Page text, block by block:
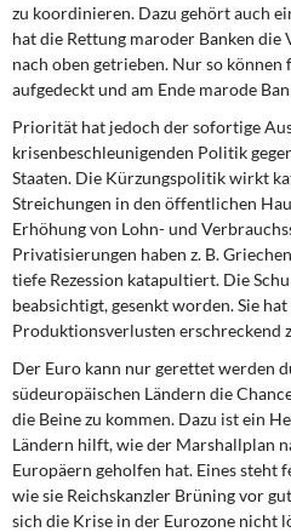
zu koordinieren. Dazu gehört auch
hat die Rettung maroder Banken die
nach oben getrieben. Nur so
aufgedeckt und am Ende marode
Priorität hat jedoch der sofortige
krisenbeschleunigenden Politik
Staaten. Die Kürzungspolitik wirkt
Streichungen in den öffentlichen
Erhöhung von Lohn- und
Privatisierungen haben z. B.
tiefe Rezession katapultiert. Die
beabsichtigt, gesenkt worden. Sie
Produktionsverlusten erschreckend
Der Euro kann nur gerettet werden
südeuropäischen Ländern die
die Beine zu kommen. Dazu ist ein
Ländern hilft, wie der Marshallplan
Europäern geholfen hat. Eines
wie sie Reichskanzler Brüning vor
sich die Krise in der Eurozone nicht